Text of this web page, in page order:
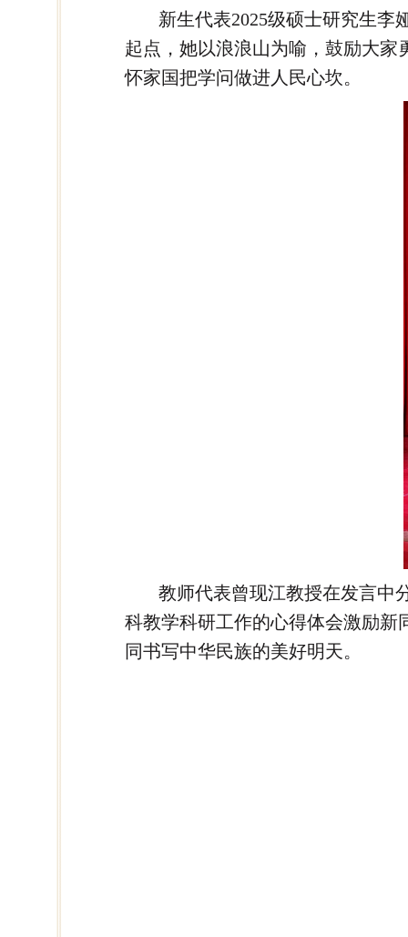
新生代表2025级硕士研究生李
起点，她以浪浪山为喻，鼓励大
怀家国把学问做进人民心坎。
教师代表曾现江教授在发言中
科教学科研工作的心得体会激励新
同书写中华民族的美好明天。